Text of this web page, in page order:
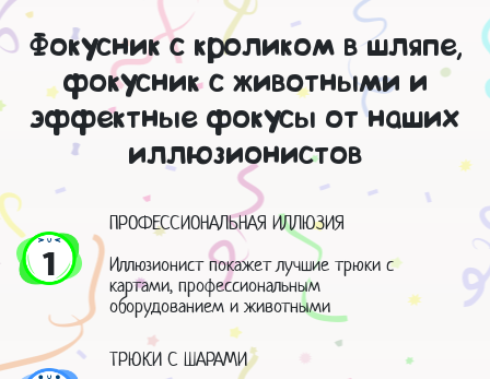
Фокусник с кроликом в шляпе,
фокусник с животными и
эффектные фокусы от наших
иллюзионистов
1
ПРОФЕССИОНАЛЬНАЯ ИЛЛЮЗИЯ
Иллюзионист покажет лучшие трюки с
картами, профессиональным
оборудованием и животными
ТРЮКИ С ШАРАМИ